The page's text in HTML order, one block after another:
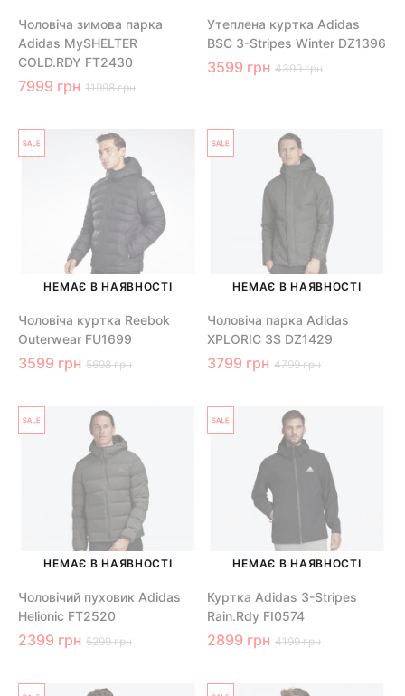
Чоловіча зимова парка
Adidas MySHELTER
COLD.RDY FT2430
7999 грн 11998 грн
Утеплена куртка Adidas
BSC 3-Stripes Winter DZ1396
3599 грн 4399 грн
НЕМАЄ В НАЯВНОСТІ
Чоловіча куртка Reebok
Outerwear FU1699
3599 грн 5698 грн
НЕМАЄ В НАЯВНОСТІ
Чоловіча парка Adidas
XPLORIC 3S DZ1429
3799 грн 4799 грн
НЕМАЄ В НАЯВНОСТІ
Чоловічий пуховик Adidas
Helionic FT2520
2399 грн 5299 грн
НЕМАЄ В НАЯВНОСТІ
Куртка Adidas 3-Stripes
Rain.Rdy FI0574
2899 грн 4199 грн